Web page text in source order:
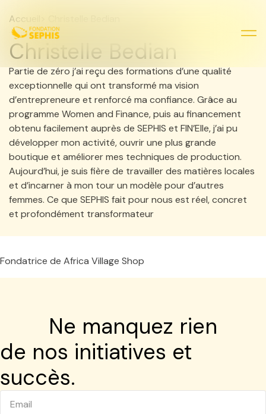
Accueil
Christelle Bedian
Partie de zéro j’ai reçu des formations d’une qualité
exceptionnelle qui ont transformé ma vision
d’entrepreneure et renforcé ma confiance. Grâce au
programme Women and Finance, puis au financement
obtenu facilement auprès de SEPHIS et FIN’Elle, j’ai pu
développer mon activité, ouvrir une plus grande
boutique et améliorer mes techniques de production.
Aujourd’hui, je suis fière de travailler des matières locales
et d’incarner à mon tour un modèle pour d’autres
femmes. Ce que SEPHIS fait pour nous est réel, concret
et profondément transformateur
Fondatrice de Africa Village Shop
Ne manquez rien
de nos initiatives et
succès.